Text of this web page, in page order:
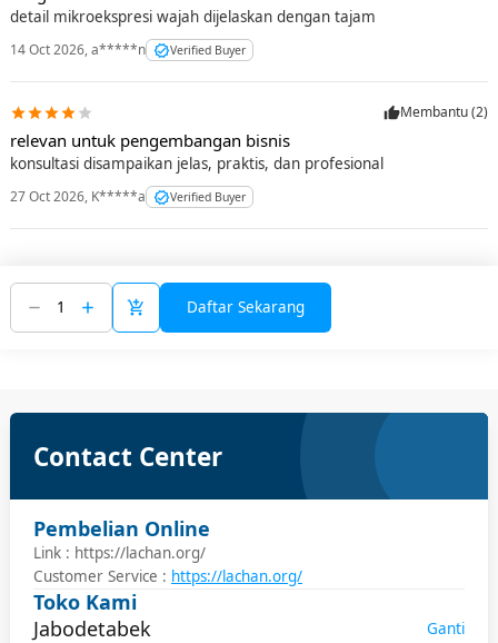
detail mikroekspresi wajah dijelaskan dengan tajam
14 Oct 2026,a*****n Verified Buyer
Membantu (2)
relevan untuk pengembangan bisnis
konsultasi disampaikan jelas, praktis, dan profesional
27 Oct 2026, K*****a Verified Buyer
Daftar Sekarang
Contact Center
Pembelian Online
Link : https://lachan.org/
Customer Service : https://lachan.org/
Toko Kami
Jabodetabek
Ganti